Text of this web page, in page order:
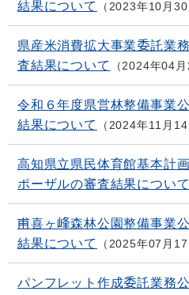
結果について
2023年10月30
県産米消費拡大事業委託業
査結果について
2024年04月
令和６年度県営林整備事業
結果について
2024年11月14
高知県立県民体育館基本計
ポーザルの審査結果について
甫喜ヶ峰森林公園整備事業
結果について
2025年07月17
パンフレット作成委託業務